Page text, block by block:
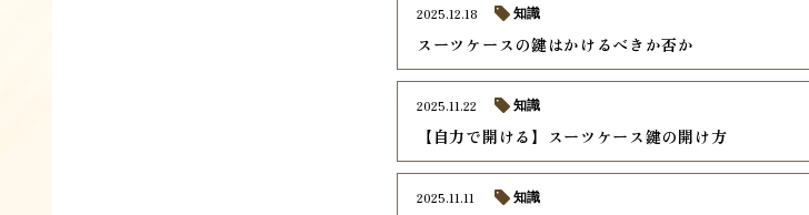
スーツケースの鍵はかけるべきか否か
2025.12.18 知識
【自力で開ける】スーツケース鍵の開け方
2025.11.22 知識
2025.11.11 知識